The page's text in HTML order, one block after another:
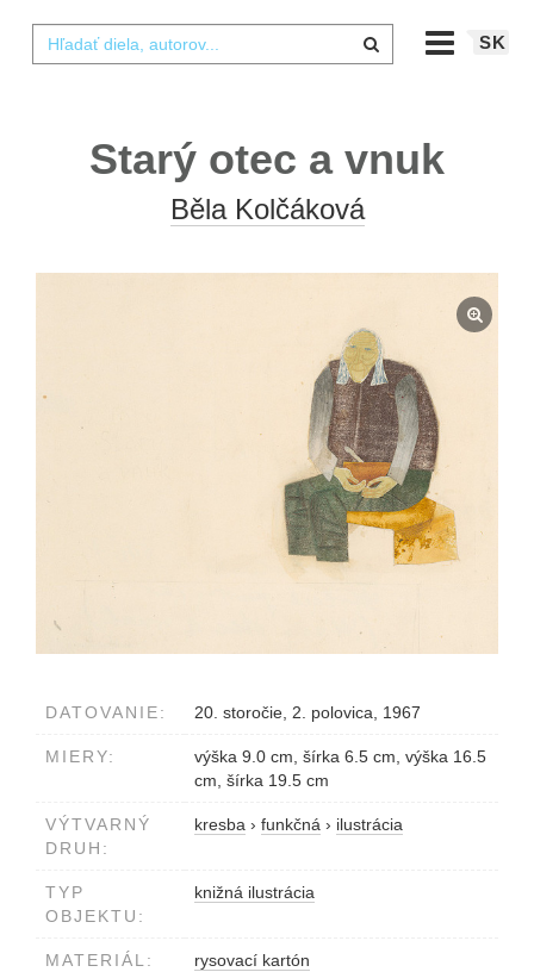
SK
Starý otec a vnuk
Běla Kolčáková
DATOVANIE: 20. storočie, 2. polovica, 1967
MIERY:
výška 9.0 cm, šírka 6.5 cm, výška 16.5
cm, šírka 19.5 cm
VÝTVARNÝ
DRUH:
kresba › funkčná › ilustrácia
TYP
OBJEKTU:
knižná ilustrácia
MATERIÁL: rysovací kartón